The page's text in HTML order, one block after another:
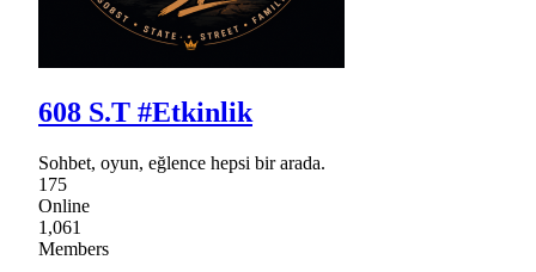
608 S.T #Etkinlik
Sohbet, oyun, eğlence hepsi bir arada.
175
Online
1,061
Members